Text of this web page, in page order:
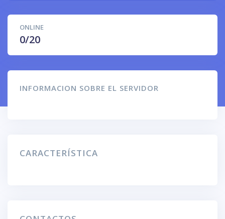
ONLINE
0/20
INFORMACION SOBRE EL SERVIDOR
CARACTERÍSTICA